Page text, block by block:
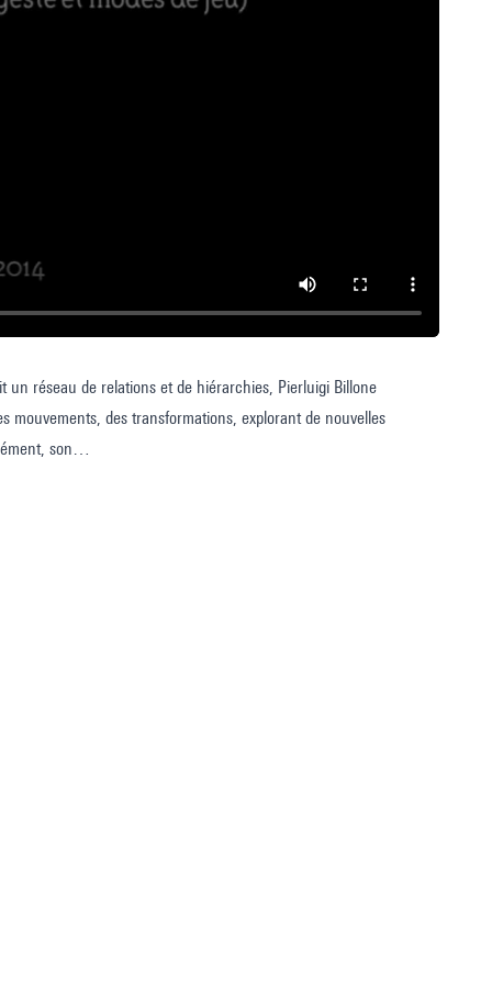
un réseau de relations et de hiérarchies, Pierluigi Billone
mouvements, des transformations, explorant de nouvelles
son
les possibilités, en créant de véritables dimensions
de l’instrument (corps d’abord vibrant avant que ne s’édifie
À travers l’exemple saisissant de Mani.De Leonardis (2004), où
du corps et du geste chez Billone.